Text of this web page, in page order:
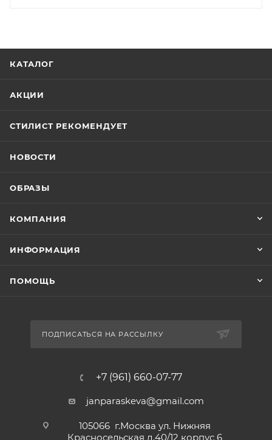
КАТАЛОГ
АКЦИИ
СТИЛИСТ РЕКОМЕНДУЕТ
НОВОСТИ
ОБРАЗЫ
КОМПАНИЯ
ИНФОРМАЦИЯ
ПОМОЩЬ
ПОДПИСАТЬСЯ НА РАССЫЛКУ
+7 (961) 660-07-77
janparaskeva@gmail.com
105066 г.Москва ул. Нижняя
Красносельская д.40/12 корпус 6